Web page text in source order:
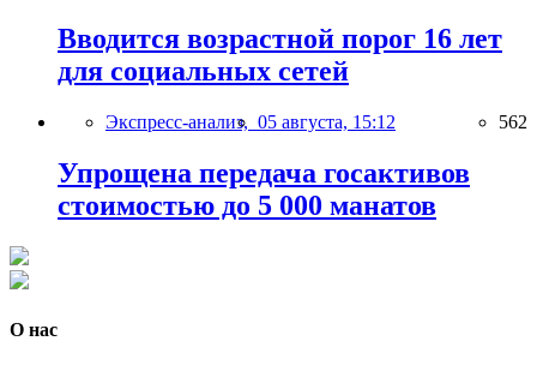
Вводится возрастной порог 16 лет
для социальных сетей
Экспресс-анализ, 05 августа, 15:12 562
Упрощена передача госактивов
стоимостью до 5 000 манатов
О нас